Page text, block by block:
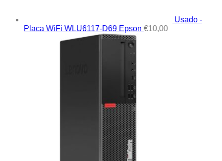
Usado -
Placa WiFi WLU6117-D69 Epson €10,00